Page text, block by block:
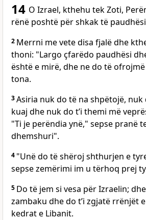
14 O Izrael, kthehu tek Zoti,
rënë poshtë për shkak të
2 Merrni me vete disa fjalë dhe
thoni: "Largo çfarëdo paudhësi
është e mirë, dhe ne do të
tona.
3Asiria nuk do të na shpëtojë,
kuaj dhe nuk do t’i themi më
"Ti je perëndia ynë," sepse pranë
dhemshuri".
4 "Unë do të shëroj shthurjen e
sepse zemërimi im u tërhoq prej
5 Do të jem si vesa për Izraelin;
zambaku dhe do t’i zgjatë rrënjët
kedrat e Libanit.